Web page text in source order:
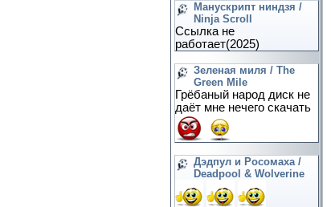
Манускрипт ниндзя /
Ninja Scroll
Ссылка не
работает(2025)
Зеленая миля / The
Green Mile
Грёбаный народ диск не
даёт мне нечего скачать
Дэдпул и Росомаха /
Deadpool & Wolverine